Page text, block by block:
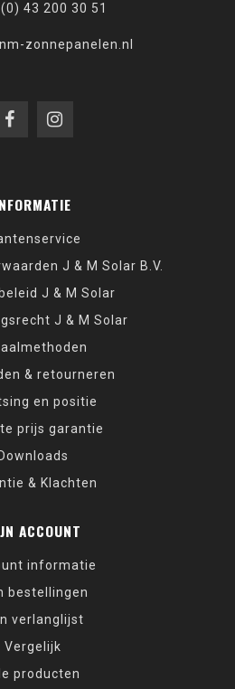
43 200 30 51
zonnepanelen.nl
J & M Solar B.V.
J & M Solar
J & M Solar
& retourneren
en positie
prijs garantie
Downloads
& Klachten
ACCOUNT
informatie
bestellingen
verlanglijst
Vergelijk
producten